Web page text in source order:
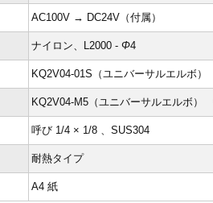
AC100V → DC24V（付属）
ナイロン、L2000 - Φ4
KQ2V04-01S（ユニバーサルエルボ）
KQ2V04-M5（ユニバーサルエルボ）
呼び 1/4 × 1/8 、SUS304
耐熱タイプ
A4 紙